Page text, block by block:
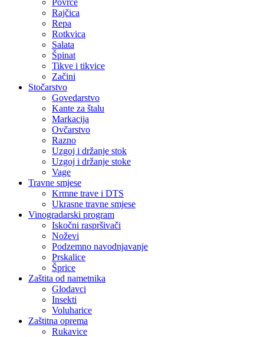
Rajčica
Repa
Rotkvica
Salata
Špinat
Tikve i tikvice
Začini
Stočarstvo
Govedarstvo
Kante za štalu
Markacija
Ovčarstvo
Razno
Uzgoj i držanje stok
Uzgoj i držanje stoke
Vage
Travne smjese
Krmne trave i DTS
Ukrasne travne smjese
Vinogradarski program
Iskočni raspršivači
Noževi
Podzemno navodnjavanje
Prskalice
Šprice
Zaštita od nametnika
Glodavci
Insekti
Voluharice
Zaštitna oprema
Rukavice